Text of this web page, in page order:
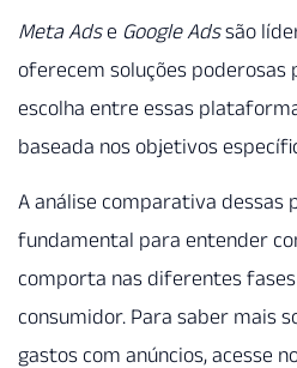
Meta Adse Google Adssão
oferecem soluções poderosas
escolha entre essas
baseada nos objetivos
A análise comparativa dessas
fundamental para entender
comporta nas diferentes
consumidor. Para saber mais
gastos com anúncios, acesse